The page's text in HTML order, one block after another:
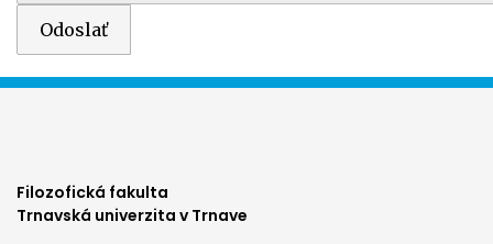
Filozofická fakulta
Trnavská univerzita v Trnave